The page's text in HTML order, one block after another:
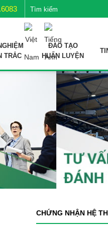
TRẮC
ĐÀO TẠO
HUẤN LUYỆN
CHỨNG NHẬN HỆ